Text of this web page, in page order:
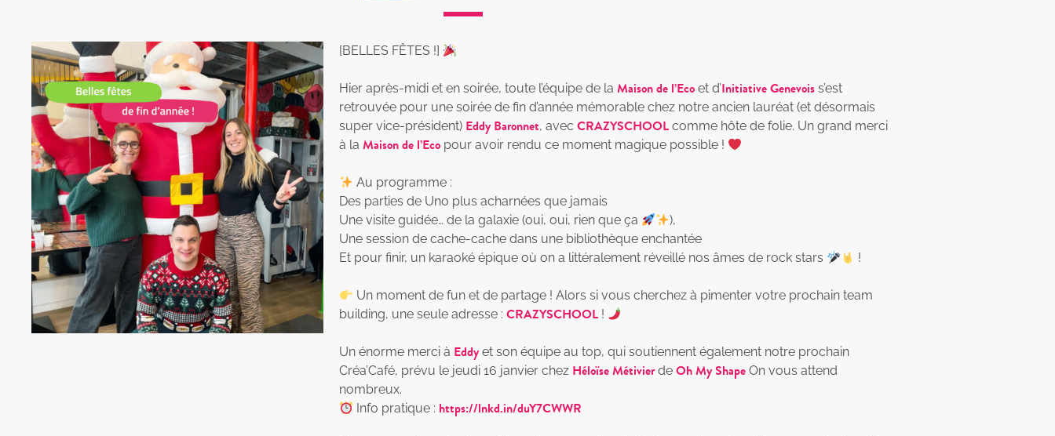
[BELLES FÊTES !]
Hier après-midi et en soirée, toute l’équipe de la Maison de l’Eco et d’Initiative Genevois s’est
retrouvée pour une soirée de fin d’année mémorable chez notre ancien lauréat (et désormais
super vice-président) Eddy Baronnet, avec CRAZYSCHOOL comme hôte de folie. Un grand merci
à la Maison de l’Eco pour avoir rendu ce moment magique possible !
Au programme :
Des parties de Uno plus acharnées que jamais
Une visite guidée… de la galaxie (oui, oui, rien que ça
),
Une session de cache-cache dans une bibliothèque enchantée
Et pour finir, un karaoké épique où on a littéralement réveillé nos âmes de rock stars
!
Un moment de fun et de partage ! Alors si vous cherchez à pimenter votre prochain team
building, une seule adresse : CRAZYSCHOOL !
Un énorme merci à Eddyet son équipe au top, qui soutiennent également notre prochain
Créa’Café, prévu le jeudi 16 janvier chez Héloïse Métivierde Oh My Shape On vous attend
nombreux.
Info pratique : https://lnkd.in/duY7CWWR